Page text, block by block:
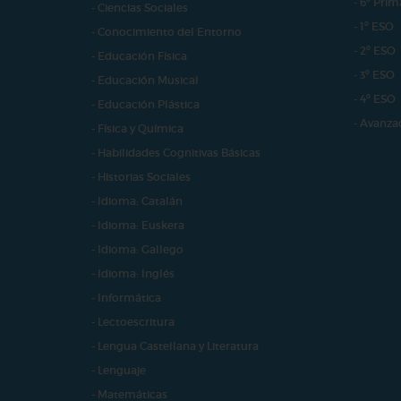
- Ciencias Sociales
- Conocimiento del Entorno
- Educación Física
- Educación Musical
- Educación Plástica
- Física y Química
- Habilidades Cognitivas Básicas
- Historias Sociales
- Idioma: Catalán
- Idioma: Euskera
- Idioma: Gallego
- Idioma: Inglés
- Informática
- Lectoescritura
- Lengua Castellana y Literatura
- Lenguaje
- Matemáticas
- 1º ESO
- 2º ESO
- 3º ESO
- 4º ESO
-